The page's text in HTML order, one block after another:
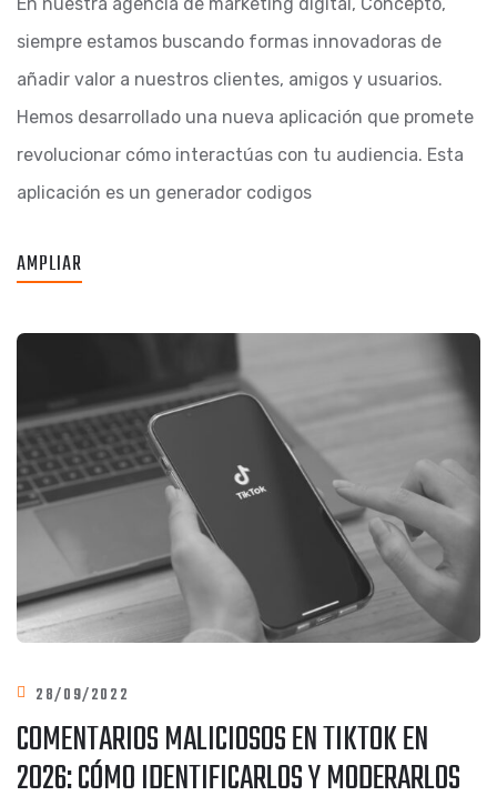
siempre estamos buscando formas innovadoras de
añadir valor a nuestros clientes, amigos y usuarios.
Hemos desarrollado una nueva aplicación que promete
revolucionar cómo interactúas con tu audiencia. Esta
aplicación es un generador codigos
AMPLIAR
28/09/2022
COMENTARIOS MALICIOSOS EN TIKTOK EN
2026: CÓMO IDENTIFICARLOS Y MODERARLOS